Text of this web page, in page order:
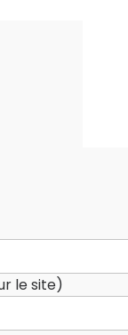
le site)